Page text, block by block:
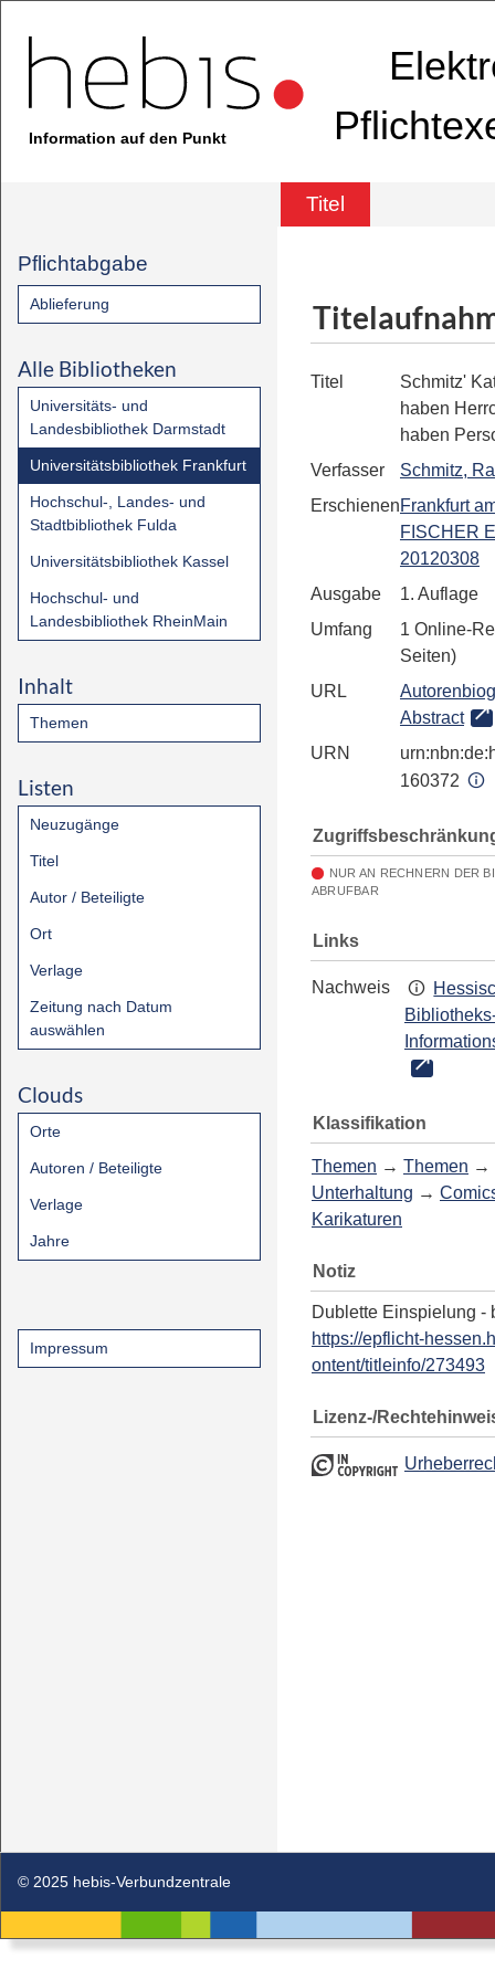
Information auf den Punkt
Titel
Pflichtabgabe
Ablieferung
Alle Bibliotheken
Universitäts- und
Landesbibliothek Darmstadt
Universitätsbibliothek Frankfurt
Hochschul-, Landes- und
Stadtbibliothek Fulda
Universitätsbibliothek Kassel
Hochschul- und
Landesbibliothek RheinMain
Inhalt
Themen
Listen
Neuzugänge
Titel
Autor / Beteiligte
Ort
Verlage
Zeitung nach Datum
auswählen
Clouds
Orte
Autoren / Beteiligte
Verlage
Jahre
Impressum
Titel
Schmitz'
haben
haben
Verfasser
Schmitz,
ErschienenFrankfurt
FISCHER
20120308
Ausgabe
1. Auflage
Umfang
1 Online-
Seiten)
URL
Abstract
URN
160372
NUR AN RECHNERN DER
ABRUFBAR
Links
Nachweis
Klassifikation
Themen → Themen →
Unterhaltung →
Karikaturen
Notiz
Dublette Einspielung -
https://epflicht-
ontent/titleinfo/273493
Lizenz-/
© 2025 hebis-Verbundzentrale